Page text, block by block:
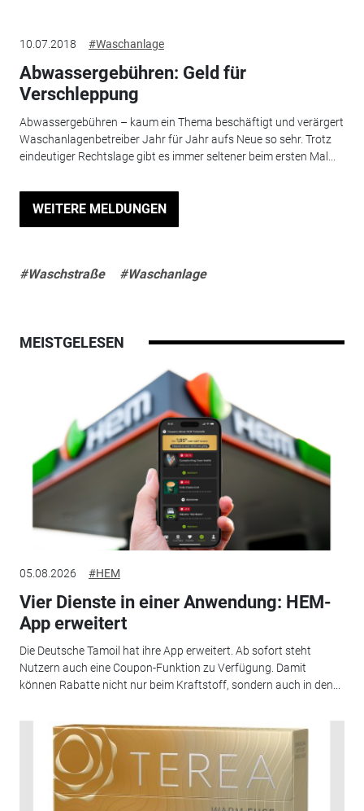
10.07.2018 #Waschanlage
Abwassergebühren: Geld für
Verschleppung
Abwassergebühren – kaum ein Thema beschäftigt und verärgert
Waschanlagenbetreiber Jahr für Jahr aufs Neue so sehr. Trotz
eindeutiger Rechtslage gibt es immer seltener beim ersten Mal...
WEITERE MELDUNGEN
#Waschstraße #Waschanlage
MEISTGELESEN
05.08.2026 #HEM
Vier Dienste in einer Anwendung: HEM-
App erweitert
Die Deutsche Tamoil hat ihre App erweitert. Ab sofort steht
Nutzern auch eine Coupon-Funktion zu Verfügung. Damit
können Rabatte nicht nur beim Kraftstoff, sondern auch in den...